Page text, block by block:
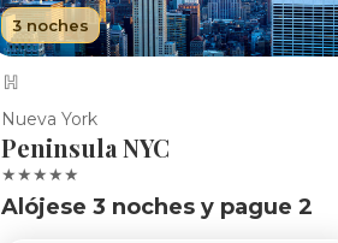
Nueva York
Peninsula NYC
3 noches
★★★★★
Alójese 3 noches y pague 2